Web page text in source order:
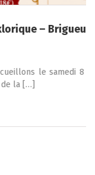
– Samedi 08
2026, à partir